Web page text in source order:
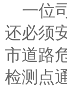
一位
还必须
市道路
检测点